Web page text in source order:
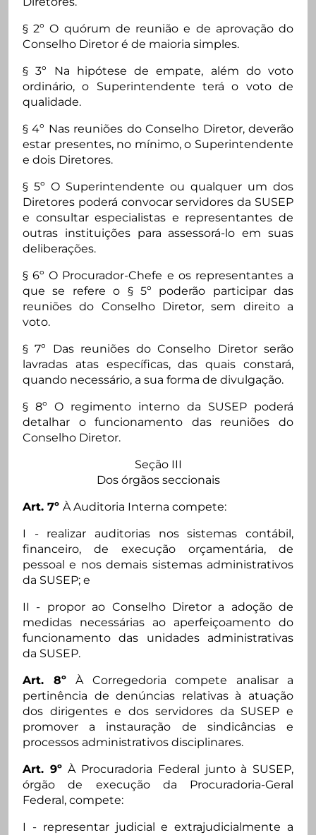
§ 2º O quórum de reunião e de aprovação do
Conselho Diretor é de maioria simples.
§ 3º Na hipótese de empate, além do voto
ordinário, o Superintendente terá o voto de
qualidade.
§ 4º Nas reuniões do Conselho Diretor, deverão
estar presentes, no mínimo, o Superintendente
e dois Diretores.
§ 5º O Superintendente ou qualquer um dos
Diretores poderá convocar servidores da SUSEP
e consultar especialistas e representantes de
outras instituições para assessorá-lo em suas
deliberações.
§ 6º O Procurador-Chefe e os representantes a
que se refere o § 5º poderão participar das
reuniões do Conselho Diretor, sem direito a
voto.
§ 7º Das reuniões do Conselho Diretor serão
lavradas atas específicas, das quais constará,
quando necessário, a sua forma de divulgação.
§ 8º O regimento interno da SUSEP poderá
detalhar o funcionamento das reuniões do
Conselho Diretor.
Seção III
Dos órgãos seccionais
Art. 7º À Auditoria Interna compete:
I - realizar auditorias nos sistemas contábil,
financeiro, de execução orçamentária, de
pessoal e nos demais sistemas administrativos
da SUSEP; e
II - propor ao Conselho Diretor a adoção de
medidas necessárias ao aperfeiçoamento do
funcionamento das unidades administrativas
da SUSEP.
Art. 8º À Corregedoria compete analisar a
pertinência de denúncias relativas à atuação
dos dirigentes e dos servidores da SUSEP e
promover a instauração de sindicâncias e
processos administrativos disciplinares.
Art. 9ºÀ Procuradoria Federal junto à SUSEP,
órgão de execução da Procuradoria-Geral
Federal, compete:
I - representar judicial e extrajudicialmente a